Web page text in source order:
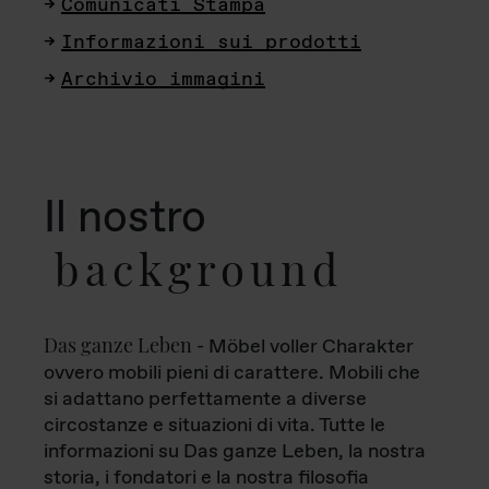
Informazioni sui prodotti
Archivio immagini
Il nostro
background
Das ganze Leben - Möbel voller Charakter
ovvero mobili pieni di carattere. Mobili che
si adattano perfettamente a diverse
circostanze e situazioni di vita. Tutte le
informazioni su Das ganze Leben, la nostra
storia, i fondatori e la nostra filosofia